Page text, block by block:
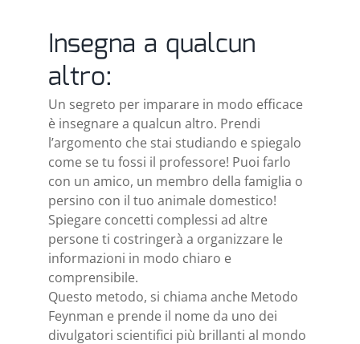
Insegna a qualcun
altro:
Un segreto per imparare in modo efficace
è insegnare a qualcun altro. Prendi
l’argomento che stai studiando e spiegalo
come se tu fossi il professore! Puoi farlo
con un amico, un membro della famiglia o
persino con il tuo animale domestico!
Spiegare concetti complessi ad altre
persone ti costringerà a organizzare le
informazioni in modo chiaro e
comprensibile.
Questo metodo, si chiama anche Metodo
Feynman e prende il nome da uno dei
divulgatori scientifici più brillanti al mondo